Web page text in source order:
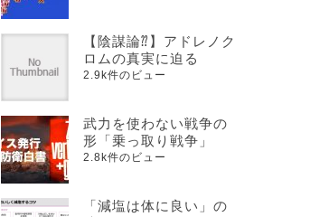
【陰謀論⁇】アドレノク
ロムの真実に迫る
2.9k件のビュー
武力を使わない戦争の
形「乗っ取り戦争」
2.8k件のビュー
「減塩は体に良い」の